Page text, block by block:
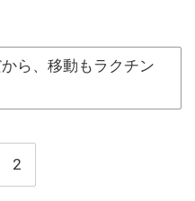
ら、移動もラクチン
2